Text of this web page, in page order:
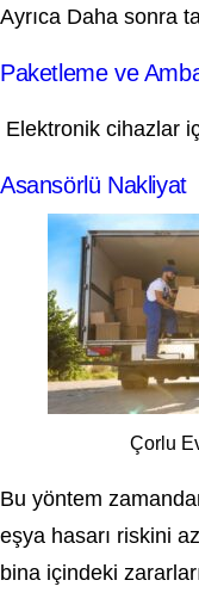
Ayrıca Daha sonra
Paketleme ve
Elektronik cihazlar
Asansörlü Nakliyat
Çorlu
Bu yöntem
eşya hasarı riskini
bina içindeki